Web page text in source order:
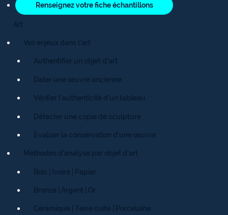
Renseignez votre fiche échantillons
Art
Vos enjeux dans l’art
Authentifier un objet d’art
Dater une œuvre ancienne
Vérifier l’authenticité d’un tableau
Détecter une copie de sculpture
Évaluer la conservation d’une œuvre
Méthodes d’analyse par objet d’art
Bois | Ivoire | Papier
Bronze | Argent | Or
Céramique | Terre cuite | Porcelaine